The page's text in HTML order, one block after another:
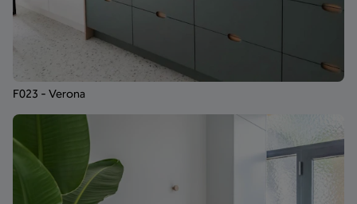
F023 - Verona